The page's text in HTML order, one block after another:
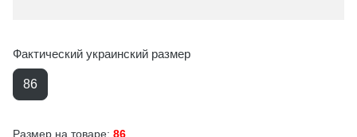
Фактический украинский размер
86
Размер на товаре: 86